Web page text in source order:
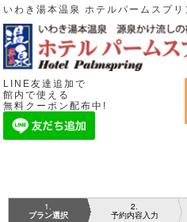
いわき湯本温泉 ホテルパームスプリ
LINE友達追加で
館内で使える
無料クーポン配布中!
1
プラン選択
2
予約内容入力